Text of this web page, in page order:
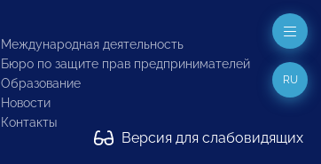
Международная деятельность
Бюро по защите прав предпринимателей
Образование
Новости
Контакты
Версия для слабовидящих
RU